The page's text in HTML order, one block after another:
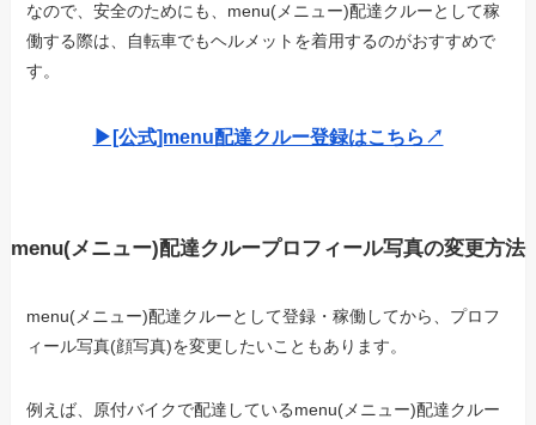
なので、安全のためにも、menu(メニュー)配達クルーとして稼
働する際は、自転車でもヘルメットを着用するのがおすすめで
す。
▶︎[公式]menu配達クルー登録はこちら↗︎
menu(メニュー)配達クループロフィール写真の変更方法
menu(メニュー)配達クルーとして登録・稼働してから、プロフ
ィール写真(顔写真)を変更したいこともあります。
例えば、原付バイクで配達しているmenu(メニュー)配達クルー